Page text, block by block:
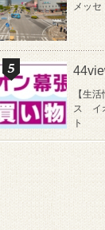
メッ
【生
ス イ
ト